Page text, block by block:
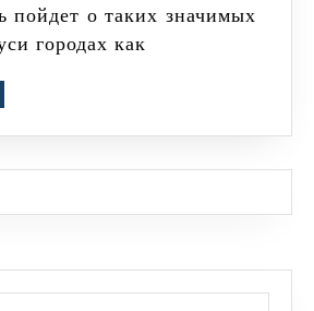
пойдет о таких значимых
городах как